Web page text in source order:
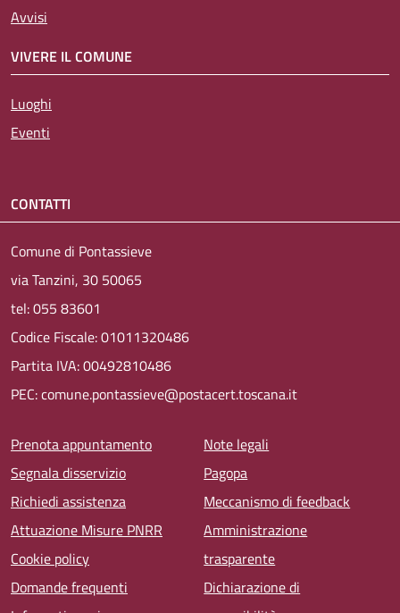
Avvisi
VIVERE IL COMUNE
Luoghi
Eventi
CONTATTI
Comune di Pontassieve
via Tanzini, 30 50065
tel: 055 83601
Codice Fiscale: 01011320486
Partita IVA: 00492810486
PEC: comune.pontassieve@postacert.toscana.it
Menu piè di pagina
Prenota appuntamento
Segnala disservizio
Richiedi assistenza
Attuazione Misure PNRR
Cookie policy
Domande frequenti
Note legali
Pagopa
Meccanismo di feedback
Amministrazione
trasparente
Dichiarazione di